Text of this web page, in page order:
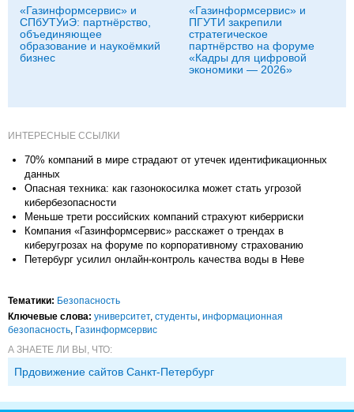
«Газинформсервис» и
СПбУТУиЭ: партнёрство,
объединяющее
образование и наукоёмкий
бизнес
«Газинформсервис» и
ПГУТИ закрепили
стратегическое
партнёрство на форуме
«Кадры для цифровой
экономики — 2026»
ИНТЕРЕСНЫЕ ССЫЛКИ
70% компаний в мире страдают от утечек идентификационных
данных
Опасная техника: как газонокосилка может стать угрозой
кибербезопасности
Меньше трети российских компаний страхуют киберриски
Компания «Газинформсервис» расскажет о трендах в
киберугрозах на форуме по корпоративному страхованию
Петербург усилил онлайн-контроль качества воды в Неве
Тематики: Безопасность
Ключевые слова: университет, студенты, информационная
безопасность, Газинформсервис
А ЗНАЕТЕ ЛИ ВЫ, ЧТО:
Прдовижение сайтов Санкт-Петербург